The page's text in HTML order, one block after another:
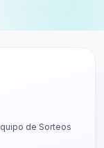
de Sorteos